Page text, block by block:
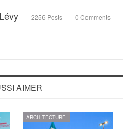
2256 Posts 0 Comments
AIMER
ARCHITECTURE